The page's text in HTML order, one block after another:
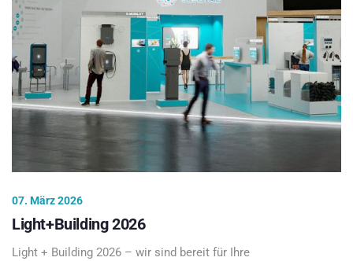
07. März 2026
Light+Building 2026
Light + Building 2026 – wir sind bereit für Ihre